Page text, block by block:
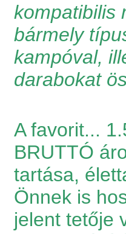
kompatibilis
bármely
kampóval,
darabokat
A favorit...
BRUTTÓ
tartása,
Önnek is
jelent tetője